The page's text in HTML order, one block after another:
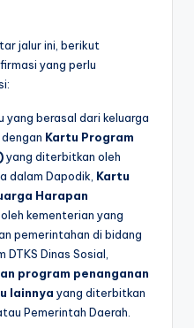
jalur ini, berikut
yang perlu
berasal dari keluarga
Kartu Program
yang diterbitkan oleh
dalam Dapodik, Kartu
Harapan
kementerian yang
pemerintahan di bidang
Dinas Sosial,
program penanganan
lainnya yang diterbitkan
Pemerintah Daerah.